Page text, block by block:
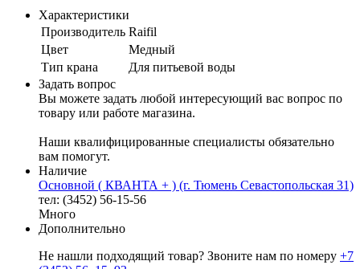
Характеристики
Производитель Raifil
Цвет
Медный
Тип крана
Для питьевой воды
Задать вопрос
Вы можете задать любой интересующий вас вопрос по
товару или работе магазина.
Наши квалифицированные специалисты обязательно
вам помогут.
Наличие
Основной ( КВАНТА + ) (г. Тюмень Севастопольская 31)
тел: (3452) 56-15-56
Много
Дополнительно
Не нашли подходящий товар? Звоните нам по номеру +7